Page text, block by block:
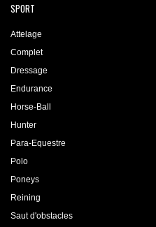
SPORT
Attelage
Complet
Dressage
Endurance
Horse-Ball
Hunter
Para-Equestre
Polo
Poneys
Reining
Saut d'obstacles